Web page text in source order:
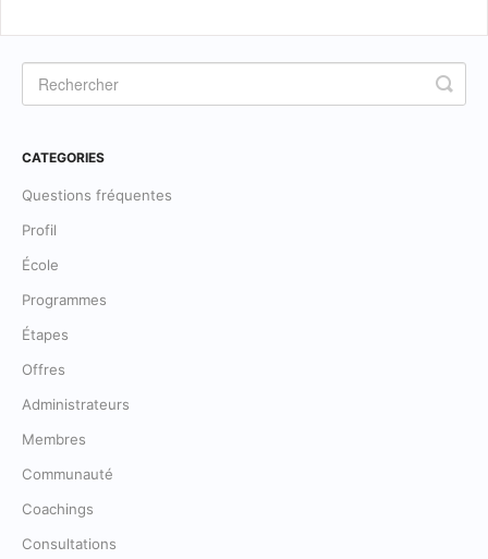
CATEGORIES
Questions fréquentes
Profil
École
Programmes
Étapes
Offres
Administrateurs
Membres
Communauté
Coachings
Consultations